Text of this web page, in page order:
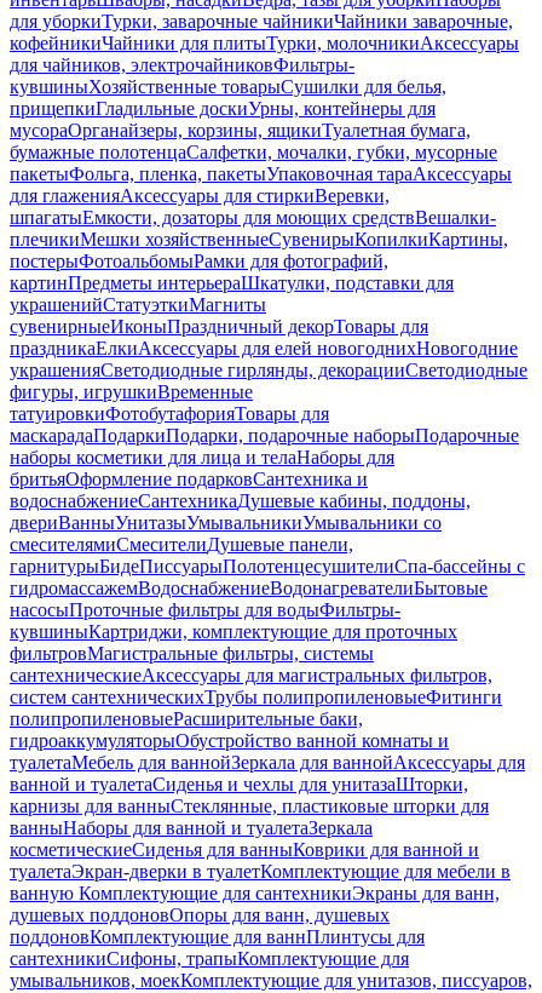
для уборкиТурки, заварочные чайникиЧайники заварочные,
кофейникиЧайники для плитыТурки, молочникиАксессуары
для чайников, электрочайниковФильтры-
кувшиныХозяйственные товарыСушилки для белья,
прищепкиГладильные доскиУрны, контейнеры для
мусораОрганайзеры, корзины, ящикиТуалетная бумага,
бумажные полотенцаСалфетки, мочалки, губки, мусорные
пакетыФольга, пленка, пакетыУпаковочная тараАксессуары
для глаженияАксессуары для стиркиВеревки,
шпагатыЕмкости, дозаторы для моющих средствВешалки-
плечикиМешки хозяйственныеСувенирыКопилкиКартины,
постерыФотоальбомыРамки для фотографий,
картинПредметы интерьераШкатулки, подставки для
украшенийСтатуэткиМагниты
сувенирныеИконыПраздничный декорТовары для
праздникаЕлкиАксессуары для елей новогоднихНовогодние
украшенияСветодиодные гирлянды, декорацииСветодиодные
фигуры, игрушкиВременные
татуировкиФотобутафорияТовары для
маскарадаПодаркиПодарки, подарочные наборыПодарочные
наборы косметики для лица и телаНаборы для
бритьяОформление подарковСантехника и
водоснабжениеСантехникаДушевые кабины, поддоны,
двериВанныУнитазыУмывальникиУмывальники со
смесителямиСмесителиДушевые панели,
гарнитурыБидеПиссуарыПолотенцесушителиСпа-бассейны с
гидромассажемВодоснабжениеВодонагревателиБытовые
насосыПроточные фильтры для водыФильтры-
кувшиныКартриджи, комплектующие для проточных
фильтровМагистральные фильтры, системы
сантехническиеАксессуары для магистральных фильтров,
систем сантехническихТрубы полипропиленовыеФитинги
полипропиленовыеРасширительные баки,
гидроаккумуляторыОбустройство ванной комнаты и
туалетаМебель для ваннойЗеркала для ваннойАксессуары для
ванной и туалетаСиденья и чехлы для унитазаШторки,
карнизы для ванныСтеклянные, пластиковые шторки для
ванныНаборы для ванной и туалетаЗеркала
косметическиеСиденья для ванныКоврики для ванной и
туалетаЭкран-дверки в туалетКомплектующие для мебели в
ванную Комплектующие для сантехникиЭкраны для ванн,
душевых поддоновОпоры для ванн, душевых
поддоновКомплектующие для ваннПлинтусы для
сантехникиСифоны, трапыКомплектующие для
умывальников, моекКомплектующие для унитазов, писсуаров,